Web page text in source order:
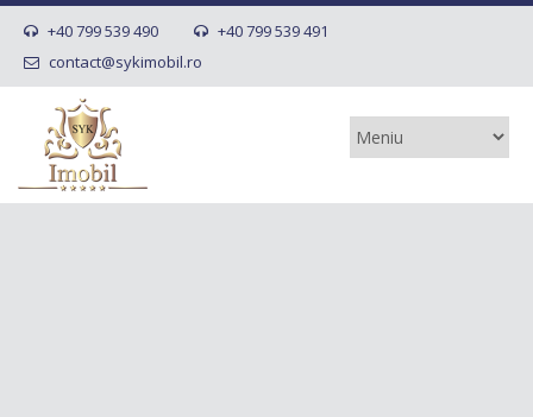
+40 799 539 490
+40 799 539 491
contact@sykimobil.ro